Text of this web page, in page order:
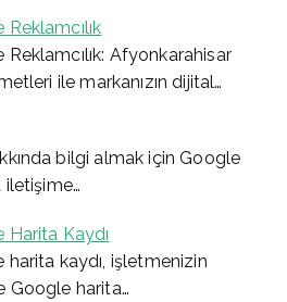
Afyonkarahisar
ile markanızın dijital…
bilgi almak için Google
iletişime…
Kaydı
kaydı, işletmenizin
Google harita…